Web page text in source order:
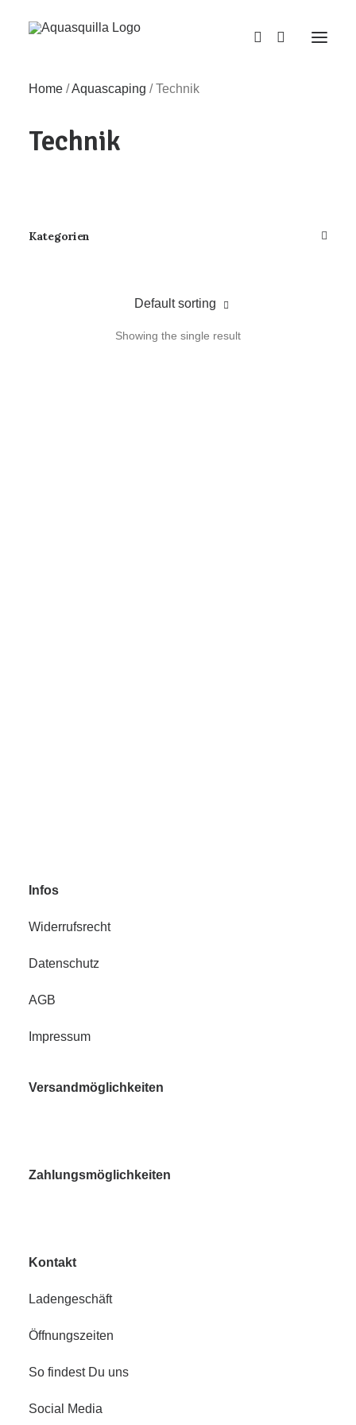
Home /Aquascaping /Technik
Technik
Kategorien
Default sorting
Showing the single result
Infos
Widerrufsrecht
Datenschutz
AGB
Impressum
Versandmöglichkeiten
Zahlungsmöglichkeiten
Kontakt
Ladengeschäft
Öffnungszeiten
So findest Du uns
Social Media